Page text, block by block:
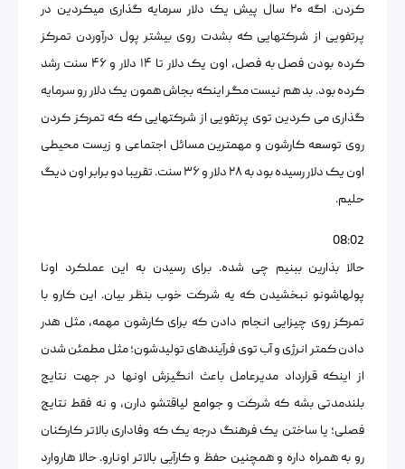
کردن. اگه ۲۰ سال پیش یک دلار سرمایه گذاری میکردین در
پرتفویی از شرکتهایی که بشدت روی بیشتر پول درآوردن تمرکز
کرده بودن فصل به فصل، اون یک دلار تا ۱۴ دلار و ۴۶ سنت رشد
کرده بود. بد هم نیست مگر اینکه بجاش همون یک دلار رو سرمایه
گذاری می کردین توی پرتفویی از شرکتهایی که که تمرکز کردن
روی توسعه کارشون و مهمترین مسائل اجتماعی و زیست محیطی
اون یک دلار رسیده بود به ۲۸ دلار و ۳۶ سنت. تقریبا دو برابر اون دیگ
حلیم.
08:02
حالا بذارین ببنیم چی شده. برای رسیدن به این عملکرد اونا
پولهاشونو نبخشیدن که یه شرکت خوب بنظر بیان. این کارو با
تمرکز روی چیزایی انجام دادن که برای کارشون مهمه، مثل هدر
دادن کمتر انرژی و آب توی فرآیندهای تولیدشون؛ مثل مطمئن شدن
از اینکه قرارداد مدیرعامل باعث انگیزش اونها در جهت نتایج
بلندمدتی بشه که شرکت و جوامع لیاقتشو دارن، و نه فقط نتایج
فصلی؛ یا ساختن یک فرهنگ درجه یک که وفاداری بالاتر کارکنان
رو به همراه داره و همچنین حفظ و کارآیی بالاتر اونارو. حالا هاروارد